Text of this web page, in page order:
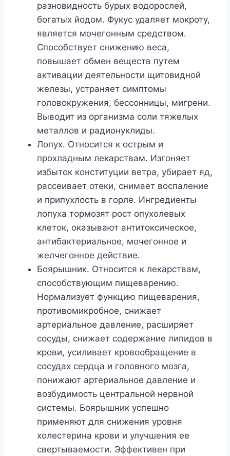
разновидность бурых водорослей,
богатых йодом. Фукус удаляет мокроту,
является мочегонным средством.
Способствует снижению веса,
повышает обмен веществ путем
активации деятельности щитовидной
железы, устраняет симптомы
головокружения, бессонницы, мигрени.
Выводит из организма соли тяжелых
металлов и радионуклиды.
Лопух. Относится к острым и
прохладным лекарствам. Изгоняет
избыток конституции ветра, убирает яд,
рассеивает отеки, снимает воспаление
и припухлость в горле. Ингредиенты
лопуха тормозят рост опухолевых
клеток, оказывают антитоксическое,
антибактериальное, мочегонное и
желчегонное действие.
Боярышник. Относится к лекарствам,
способствующим пищеварению.
Нормализует функцию пищеварения,
противомикробное, снижает
артериальное давление, расширяет
сосуды, снижает содержание липидов в
крови, усиливает кровообращение в
сосудах сердца и головного мозга,
понижают артериальное давление и
возбудимость центральной нервной
системы. Боярышник успешно
применяют для снижения уровня
холестерина крови и улучшения ее
свертываемости. Эффективен при